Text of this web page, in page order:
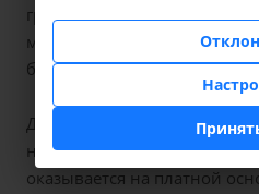
граждан России, у которых
медицинская помощь
бесплатно.
Для иностранных граждан
направления по форме
оказывается на платной